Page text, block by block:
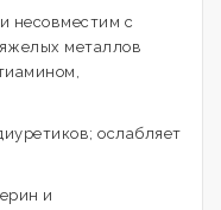
несовместим с
металлов
ослабляет
и